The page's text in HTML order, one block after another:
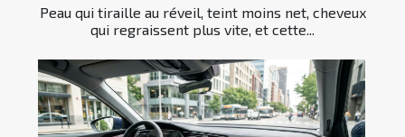
Peau qui tiraille au réveil, teint moins net, cheveux
qui regraissent plus vite, et cette...